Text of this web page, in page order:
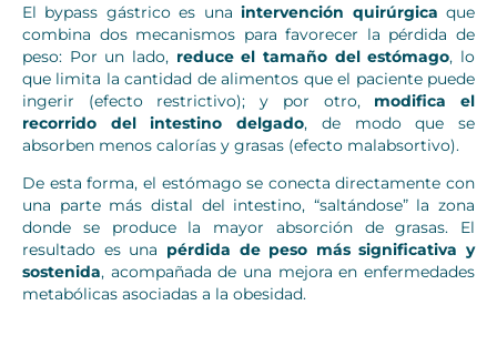
El bypass gástrico es unaintervención quirúrgica que
combina dos mecanismos para favorecer la pérdida de
peso: Por un lado, reduce el tamaño del estómago, lo
que limita la cantidad de alimentos que el paciente puede
ingerir (efecto restrictivo); y por otro, modifica el
recorrido del intestino delgado, de modo que se
absorben menos calorías y grasas (efecto malabsortivo).
De esta forma, el estómago se conecta directamente con
una parte más distal del intestino, “saltándose” la zona
donde se produce la mayor absorción de grasas. El
resultado es una pérdida de peso más significativa y
sostenida, acompañada de una mejora en enfermedades
metabólicas asociadas a la obesidad.